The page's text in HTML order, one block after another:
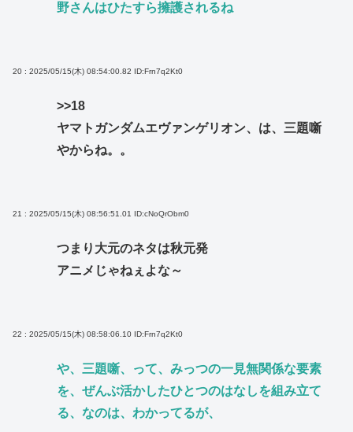
野さんはひたすら擁護されるね
20 : 2025/05/15(木) 08:54:00.82 ID:Frn7q2Kt0
>>18
ヤマトガンダムエヴァンゲリオン、は、三題噺
やからね。。
21 : 2025/05/15(木) 08:56:51.01 ID:cNoQrObm0
つまり大元のネタは秋元発
アニメじゃねぇよな～
22 : 2025/05/15(木) 08:58:06.10 ID:Frn7q2Kt0
や、三題噺、って、みっつの一見無関係な要素
を、ぜんぶ活かしたひとつのはなしを組み立て
る、なのは、わかってるが、